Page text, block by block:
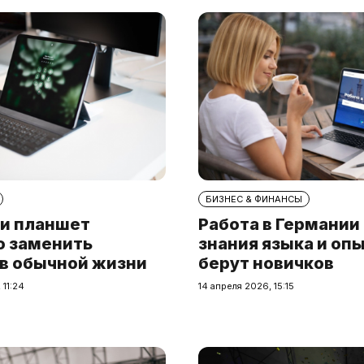
планшет
заменить
обычной жизни
БИЗНЕС & ФИНАНСЫ
Работа в Германии
знания языка и
берут новичков
14 апреля 2026, 15:15